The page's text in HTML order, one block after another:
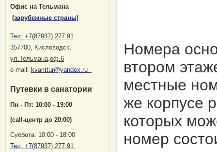
Офис на Тельмана
(зарубежные страны)
Тел: +7(87937) 277 91
357700, Кисловодск,
ул.Тельмана,оф.6
е-mail: kvanttur@yandex.ru
Путевки в санатории
Пн - Пт: 10:00 - 19:00
(саll-центр до 20:00)
Суббота: 10:00 - 18:00
Тел: +7(87937) 277 91
Номера
втором
местные
же корпусе
которых
номер